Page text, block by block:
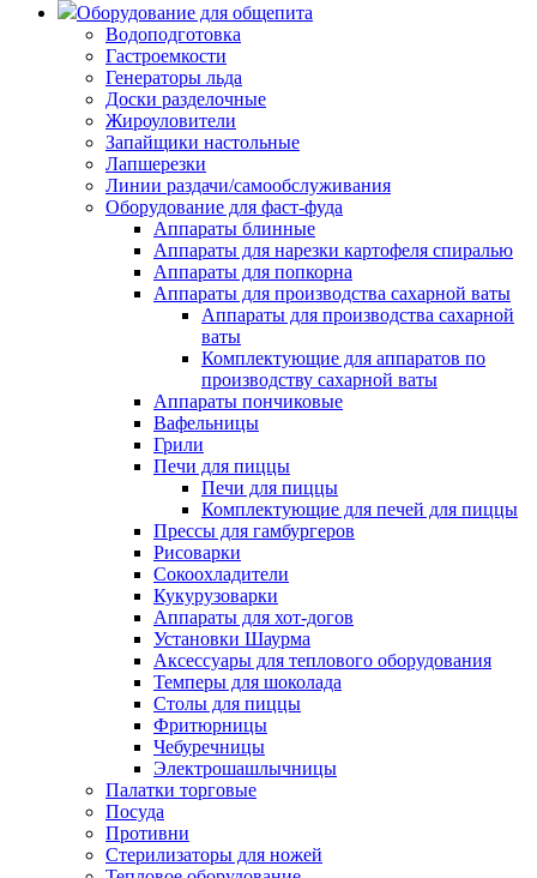
Оборудование для общепита
Водоподготовка
Гастроемкости
Генераторы льда
Доски разделочные
Жироуловители
Запайщики настольные
Лапшерезки
Линии раздачи/самообслуживания
Оборудование для фаст-фуда
Аппараты блинные
Аппараты для нарезки картофеля спиралью
Аппараты для попкорна
Аппараты для производства сахарной ваты
Аппараты для производства сахарной
ваты
Комплектующие для аппаратов по
производству сахарной ваты
Аппараты пончиковые
Вафельницы
Грили
Печи для пиццы
Печи для пиццы
Комплектующие для печей для пиццы
Прессы для гамбургеров
Рисоварки
Сокоохладители
Кукурузоварки
Аппараты для хот-догов
Установки Шаурма
Аксессуары для теплового оборудования
Темперы для шоколада
Столы для пиццы
Фритюрницы
Чебуречницы
Электрошашлычницы
Палатки торговые
Посуда
Противни
Стерилизаторы для ножей